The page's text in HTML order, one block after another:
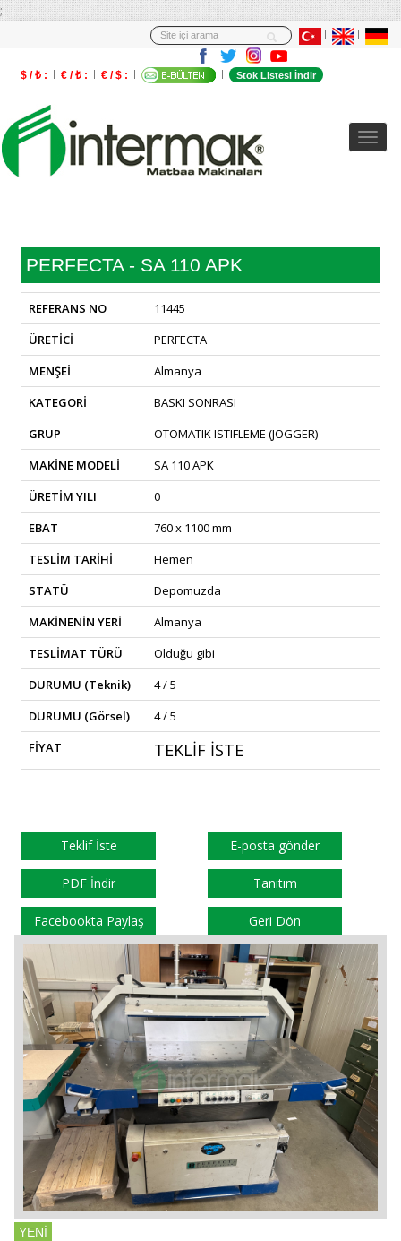
;
$ / ₺ : € / ₺ : € / $ : Stok Listesi İndir
PERFECTA - SA 110 APK
REFERANS NO
11445
ÜRETİCİ
PERFECTA
MENŞEİ
Almanya
KATEGORİ
BASKI SONRASI
GRUP
OTOMATIK ISTIFLEME (JOGGER)
MAKİNE MODELİ
SA 110 APK
ÜRETİM YILI
0
EBAT
760 x 1100 mm
TESLİM TARİHİ
Hemen
STATÜ
Depomuzda
MAKİNENİN YERİ
Almanya
TESLİMAT TÜRÜ
Olduğu gibi
DURUMU (Teknik)
4 / 5
DURUMU (Görsel)
4 / 5
FİYAT
TEKLİF İSTE
Teklif İste E-posta gönder
PDF İndir Tanıtım
Facebookta Paylaş Geri Dön
YENİ